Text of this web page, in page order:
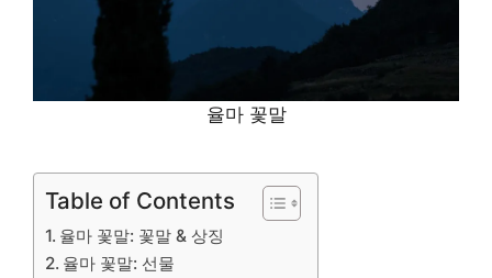
율마 꽃말
Table of Contents
율마 꽃말: 꽃말 & 상징
율마 꽃말: 선물